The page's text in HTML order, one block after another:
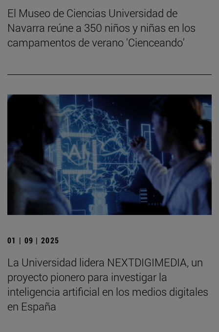
El Museo de Ciencias Universidad de
Navarra reúne a 350 niños y niñas en los
campamentos de verano 'Cienceando'
01 | 09 | 2025
La Universidad lidera NEXTDIGIMEDIA, un
proyecto pionero para investigar la
inteligencia artificial en los medios digitales
en España